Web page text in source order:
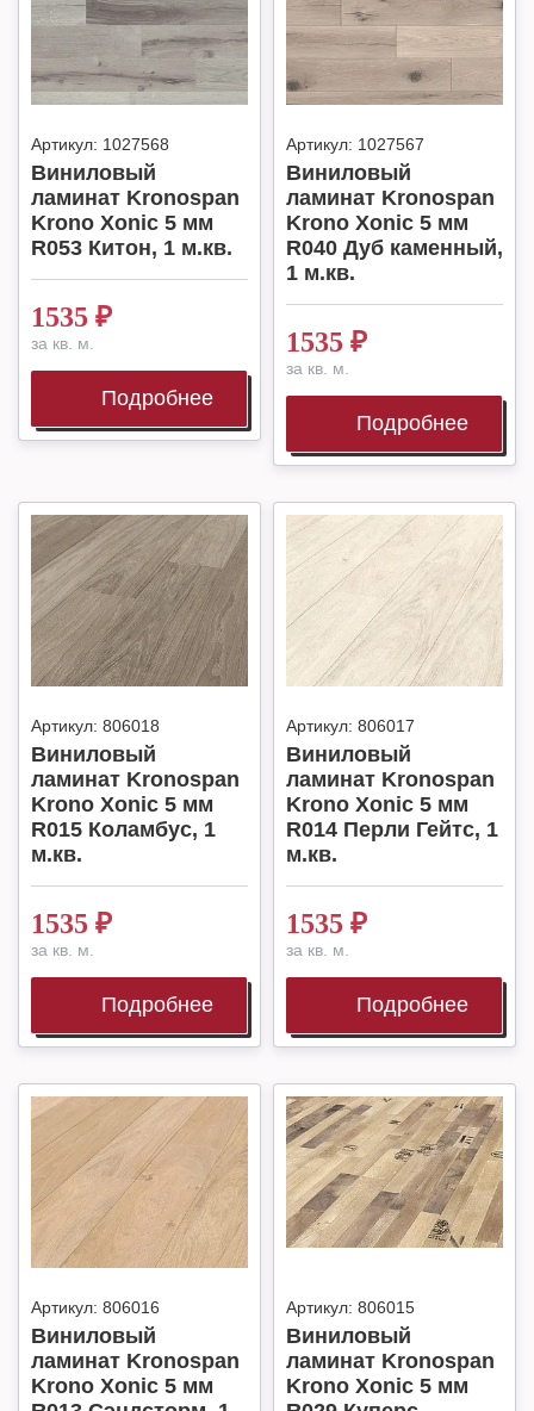
Артикул: 1027568
Виниловый
ламинат Kronospan
Krono Xonic 5 мм
R053 Китон, 1 м.кв.
1535 ₽
за кв. м.
Подробнее
Артикул: 1027567
Виниловый
ламинат Kronospan
Krono Xonic 5 мм
R040 Дуб каменный,
1 м.кв.
1535 ₽
за кв. м.
Подробнее
Артикул: 806018
Виниловый
ламинат Kronospan
Krono Xonic 5 мм
R015 Коламбус, 1
м.кв.
1535 ₽
за кв. м.
Подробнее
Артикул: 806017
Виниловый
ламинат Kronospan
Krono Xonic 5 мм
R014 Перли Гейтс, 1
м.кв.
1535 ₽
за кв. м.
Подробнее
Артикул: 806016
Виниловый
ламинат Kronospan
Krono Xonic 5 мм
Артикул: 806015
Виниловый
ламинат Kronospan
Krono Xonic 5 мм